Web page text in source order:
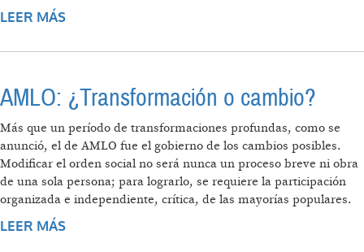
LEER MÁS
AMLO: ¿Transformación o cambio?
Más que un período de transformaciones profundas, como se
anunció, el de AMLO fue el gobierno de los cambios posibles.
Modificar el orden social no será nunca un proceso breve ni obra
de una sola persona; para lograrlo, se requiere la participación
organizada e independiente, crítica, de las mayorías populares.
LEER MÁS